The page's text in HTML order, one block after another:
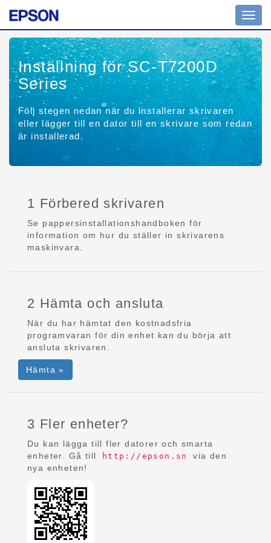
Inställning för SC-T7200D
Series
Följ stegen nedan när du installerar skrivaren
eller lägger till en dator till en skrivare som redan
är installerad.
1 Förbered skrivaren
Se pappersinstallationshandboken för
information om hur du ställer in skrivarens
maskinvara.
2 Hämta och ansluta
När du har hämtat den kostnadsfria
programvaran för din enhet kan du börja att
ansluta skrivaren.
Hämta »
3 Fler enheter?
Du kan lägga till fler datorer och smarta
enheter. Gå till
http://epson.sn
via den
nya enheten!